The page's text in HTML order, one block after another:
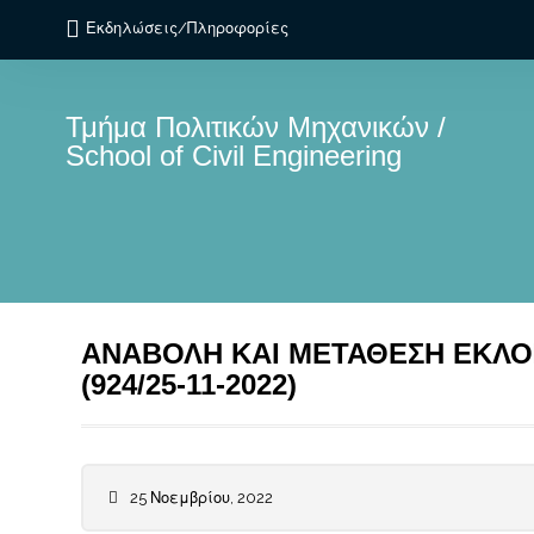
Εκδηλώσεις/Πληροφορίες
Τμήμα Πολιτικών Μηχανικών /
School of Civil Engineering
ΑΝΑΒΟΛΗ ΚΑΙ ΜΕΤΑΘΕΣΗ
(924/25-11-2022)
25 Νοεμβρίου, 2022